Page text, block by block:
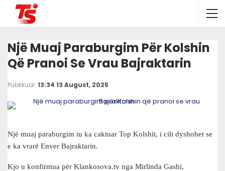
Një Muaj Paraburgim Për Kolshin
Që Pranoi Se Vrau Bajraktarin
Publikuar 13:34 13 August, 2025
Një muaj paraburgim iu ka caktuar Top Kolshit, i cili dyshohet se
e ka vrarë Enver Bajraktarin.
Kjo u konfirmua për Klankosova.tv nga Mirlinda Gashi,